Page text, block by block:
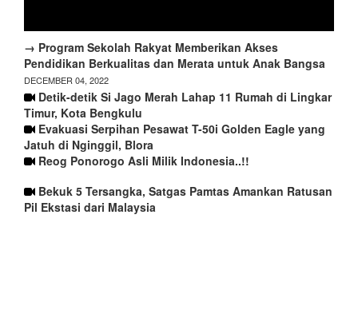
→ Program Sekolah Rakyat Memberikan Akses
Pendidikan Berkualitas dan Merata untuk Anak Bangsa
DECEMBER 04, 2022
Detik-detik Si Jago Merah Lahap 11 Rumah di Lingkar
Timur, Kota Bengkulu
Evakuasi Serpihan Pesawat T-50i Golden Eagle yang
Jatuh di Nginggil, Blora
Reog Ponorogo Asli Milik Indonesia..!!
Bekuk 5 Tersangka, Satgas Pamtas Amankan Ratusan
Pil Ekstasi dari Malaysia